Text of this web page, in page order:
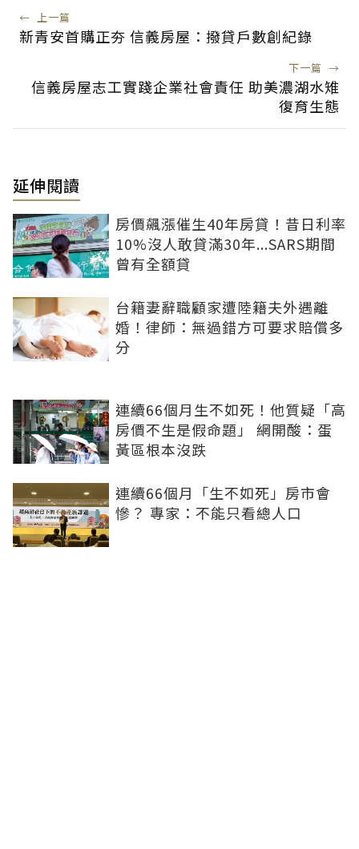
← 上一篇
新青安首購正夯 信義房屋：撥貸戶數創紀錄
下一篇 →
信義房屋志工實踐企業社會責任 助美濃湖水雉
復育生態
延伸閱讀
房價飆漲催生40年房貸！昔日利率
10%沒人敢貸滿30年...SARS期間
曾有全額貸
台籍妻辭職顧家遭陸籍夫外遇離
婚！律師：無過錯方可要求賠償多
分
連續66個月生不如死！他質疑「高
房價不生是假命題」 網開酸：蛋
黃區根本沒跌
連續66個月「生不如死」房市會
慘？ 專家：不能只看總人口